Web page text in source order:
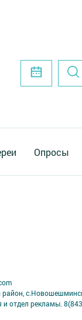
Опросы
отдел рекламы.